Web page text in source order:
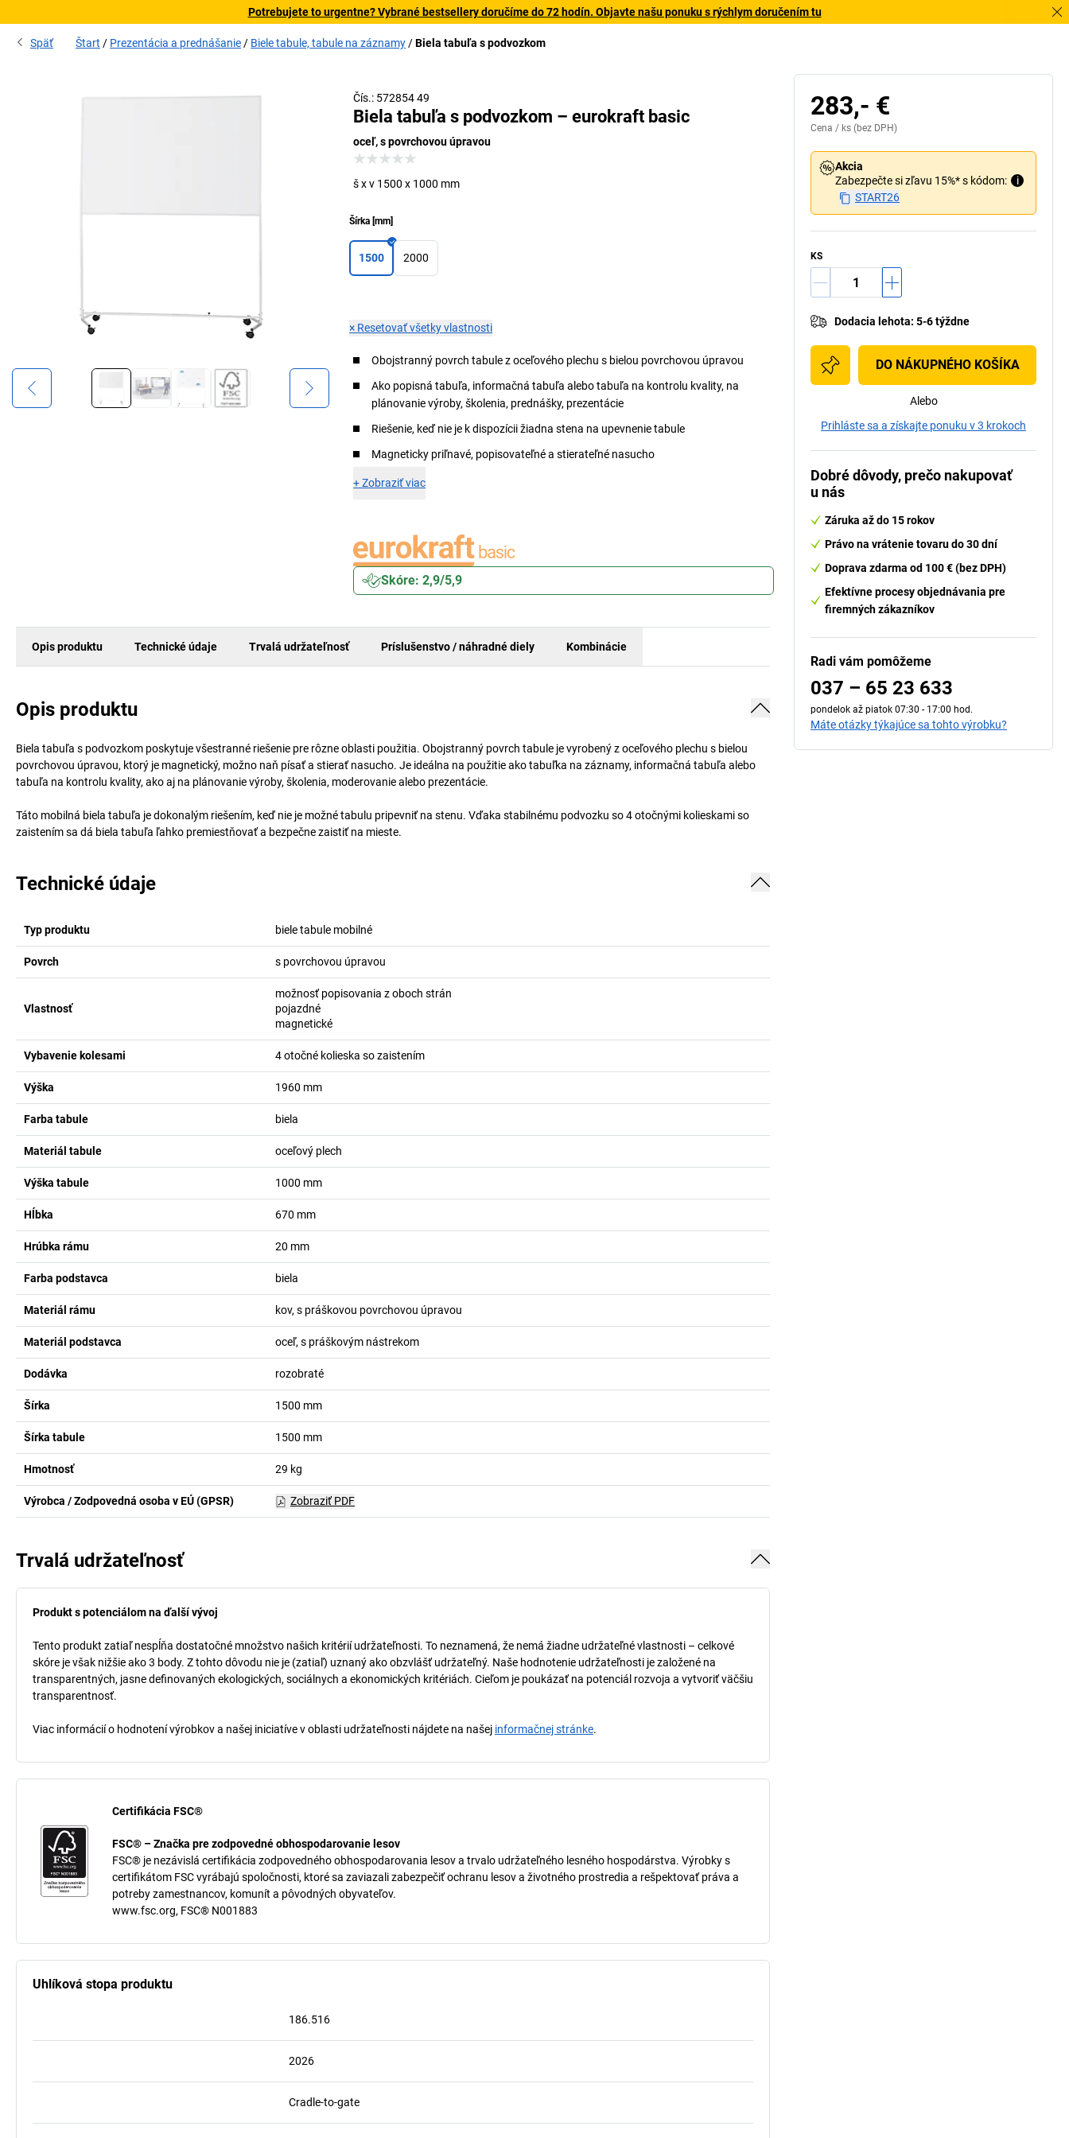
Potrebujete to urgentne? Vybrané bestsellery doručíme do 72 hodín. Objavte našu ponuku s rýchlym doručením tu
Späť Štart Prezentácia a prednášanie Biele tabule, tabule na záznamy Biela tabuľa s podvozkom
Čís.: 572854 49
Biela tabuľa s podvozkom – eurokraft basic
oceľ, s povrchovou úpravou
š x v 1500 x 1000 mm
Šírka [mm]
1500 2000
× Resetovať všetky vlastnosti
Obojstranný povrch tabule z oceľového plechu s bielou povrchovou úpravou
Ako popisná tabuľa, informačná tabuľa alebo tabuľa na kontrolu kvality, na
plánovanie výroby, školenia, prednášky, prezentácie
Riešenie, keď nie je k dispozícii žiadna stena na upevnenie tabule
Magneticky priľnavé, popisovateľné a stierateľné nasucho
+Zobraziť viac
Skóre: 2,9/5,9
Značka pre
Opis produktu Technické údaje Trvalá udržateľnosť Príslušenstvo / náhradné diely Kombinácie
Opis produktu
Biela tabuľa s podvozkom poskytuje všestranné riešenie pre rôzne oblasti použitia. Obojstranný povrch tabule je vyrobený z oceľového plechu s bielou
povrchovou úpravou, ktorý je magnetický, možno naň písať a stierať nasucho. Je ideálna na použitie ako tabuľka na záznamy, informačná tabuľa alebo
tabuľa na kontrolu kvality, ako aj na plánovanie výroby, školenia, moderovanie alebo prezentácie.
Táto mobilná biela tabuľa je dokonalým riešením, keď nie je možné tabulu pripevniť na stenu. Vďaka stabilnému podvozku so 4 otočnými kolieskami so
zaistením sa dá biela tabuľa ľahko premiestňovať a bezpečne zaistiť na mieste.
Technické údaje
Typ produktu biele tabule mobilné
Povrch s povrchovou úpravou
Vlastnosť
možnosť popisovania z oboch strán
pojazdné
magnetické
Vybavenie kolesami 4 otočné kolieska so zaistením
Výška 1960 mm
Farba tabule biela
Materiál tabule oceľový plech
Výška tabule 1000 mm
Hĺbka 670 mm
Hrúbka rámu 20 mm
Farba podstavca biela
Materiál rámu kov, s práškovou povrchovou úpravou
Materiál podstavca oceľ, s práškovým nástrekom
Dodávka rozobraté
Šírka 1500 mm
Šírka tabule 1500 mm
Hmotnosť 29 kg
Výrobca / Zodpovedná osoba v EÚ (GPSR) Zobraziť PDF
Trvalá udržateľnosť
Produkt s potenciálom na ďalší vývoj
Tento produkt zatiaľ nespĺňa dostatočné množstvo našich kritérií udržateľnosti. To neznamená, že nemá žiadne udržateľné vlastnosti – celkové
skóre je však nižšie ako 3 body. Z tohto dôvodu nie je (zatiaľ) uznaný ako obzvlášť udržateľný. Naše hodnotenie udržateľnosti je založené na
transparentných, jasne definovaných ekologických, sociálnych a ekonomických kritériách. Cieľom je poukázať na potenciál rozvoja a vytvoriť väčšiu
transparentnosť.
Viac informácií o hodnotení výrobkov a našej iniciatíve v oblasti udržateľnosti nájdete na našej informačnej stránke.
Certifikácia FSC®
FSC® – Značka pre zodpovedné obhospodarovanie lesov
FSC® je nezávislá certifikácia zodpovedného obhospodarovania lesov a trvalo udržateľného lesného hospodárstva. Výrobky s
certifikátom FSC vyrábajú spoločnosti, ktoré sa zaviazali zabezpečiť ochranu lesov a životného prostredia a rešpektovať práva a
potreby zamestnancov, komunít a pôvodných obyvateľov.
www.fsc.org, FSC® N001883
Uhlíková stopa produktu
186.516
2026
Cradle-to-gate
283,- €
Cena / ks (bez DPH)
Akcia
Zabezpečte si zľavu 15%* s kódom:
i
START26
KS
Dodacia lehota: 5-6 týždne
DO NÁKUPNÉHO KOŠÍKA
Alebo
Prihláste sa a získajte ponuku v 3 krokoch
Dobré dôvody, prečo nakupovať
u nás
Záruka až do 15 rokov
Právo na vrátenie tovaru do 30 dní
Doprava zdarma od 100 € (bez DPH)
Efektívne procesy objednávania pre
firemných zákazníkov
Radi vám pomôžeme
037 – 65 23 633
pondelok až piatok 07:30 - 17:00 hod.
Máte otázky týkajúce sa tohto výrobku?